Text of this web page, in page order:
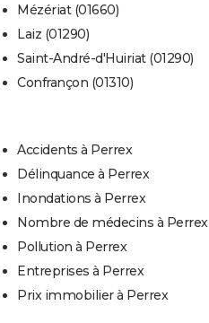
Mézériat (01660)
Laiz (01290)
Saint-André-d'Huiriat (01290)
Confrançon (01310)
Accidents à Perrex
Délinquance à Perrex
Inondations à Perrex
Nombre de médecins à Perrex
Pollution à Perrex
Entreprises à Perrex
Prix immobilier à Perrex